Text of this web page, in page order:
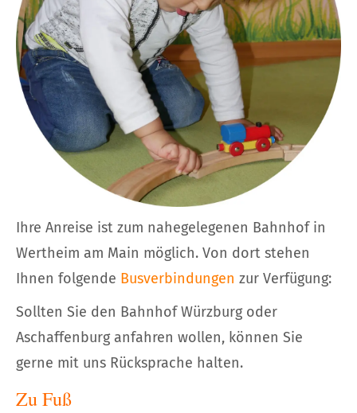
Ihre Anreise ist zum nahegelegenen Bahnhof in
Wertheim am Main möglich. Von dort stehen
Ihnen folgende Busverbindungen zur Verfügung:
Sollten Sie den Bahnhof Würzburg oder
Aschaffenburg anfahren wollen, können Sie
gerne mit uns Rücksprache halten.
Zu Fuß